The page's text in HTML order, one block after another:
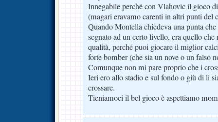
Innegabile perché con Vlahovic il gioco
(magari eravamo carenti in altri punti del
Quando Montella chiedeva una punta
segnato ad un certo livello, era quello
qualità, perché puoi giocare il miglior
forte bomber (che sia un nove o un falso
Comunque non mi pare proprio che i
Ieri ero allo stadio e sul fondo o giù di li
crossare.
Tieniamoci il bel gioco è aspettiamo